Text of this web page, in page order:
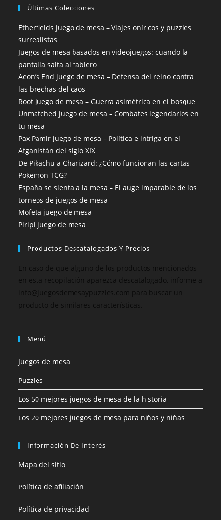
Últimas Colecciones
Etherfields juego de mesa – Viajes oníricos y puzzles
surrealistas
Juegos de mesa basados en videojuegos: cuando la
pantalla salta al tablero
Aeon’s End juego de mesa – Defensa del reino contra
las brechas del caos
Root juego de mesa – Guerra asimétrica en el bosque
Unmatched juego de mesa – Combates legendarios en
tu mesa
Pax Pamir juego de mesa – Política e intriga en el
Afganistán del siglo XIX
De Pikachu a Charizard: ¿Cómo funcionan las cartas
Pokemon TCG?
España se sienta a la mesa – El auge imparable de los
torneos de juegos de mesa
Mofeta juego de mesa
Piripi juego de mesa
Productos Descatalogados Y Precios
En caso de que alguno de los productos mencionados
en esta recopilación aparezca descatalogado, informe a
info@juegosdemesaypuzzles.com para buscar un
producto de similares características.
Menú
Juegos de mesa
Puzzles
Los 50 mejores juegos de mesa de la historia
Los 20 mejores juegos de mesa para niños y niñas
Información De Interés
Mapa del sitio
Política de afiliación
Política de privacidad